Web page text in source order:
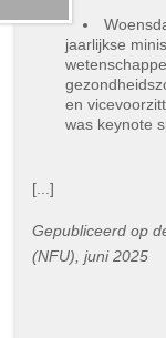
jaarlijkse
en
was keynote
[...]
Gepubliceerd op
(NFU), juni 2025